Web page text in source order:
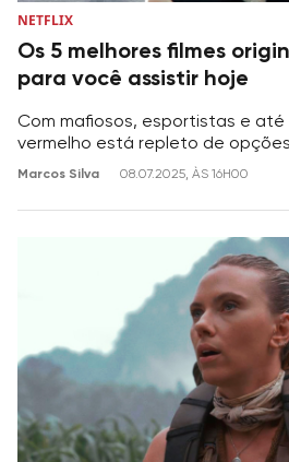
NETFLIX
Os 5 melhores filmes
para você assistir hoje
Com mafiosos, esportistas e
vermelho está repleto de
Marcos Silva 08.07.2025, ÀS 16H00